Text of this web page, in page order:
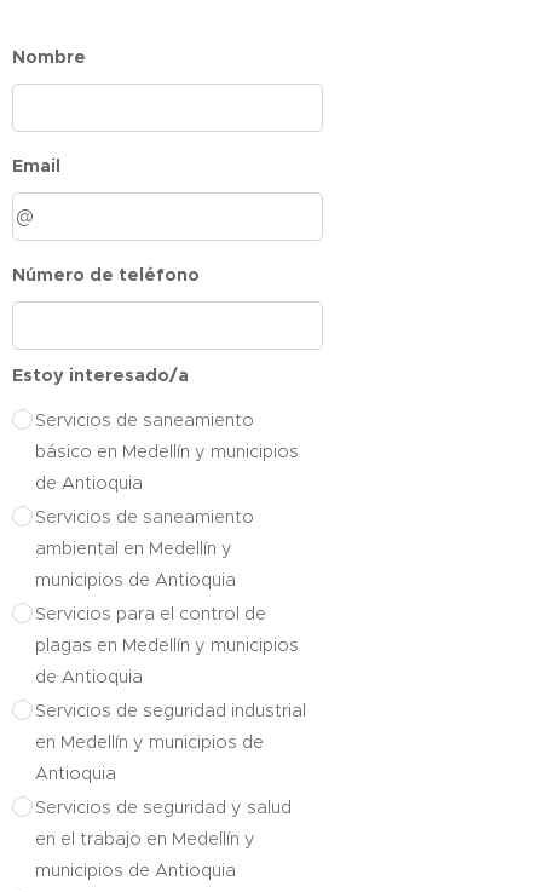
Nombre
Email
Número de teléfono
Estoy interesado/a
Servicios de saneamiento
básico en Medellín y municipios
de Antioquia
Servicios de saneamiento
ambiental en Medellín y
municipios de Antioquia
Servicios para el control de
plagas en Medellín y municipios
de Antioquia
Servicios de seguridad industrial
en Medellín y municipios de
Antioquia
Servicios de seguridad y salud
en el trabajo en Medellín y
municipios de Antioquia